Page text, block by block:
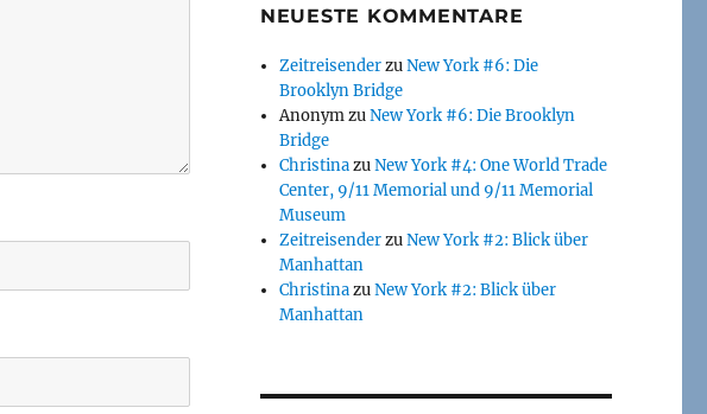
NEUESTE KOMMENTARE
ZeitreisenderzuNew York #6: Die
Brooklyn Bridge
AnonymzuNew York #6: Die Brooklyn
Bridge
ChristinazuNew York #4: One World Trade
Center, 9/11 Memorial und 9/11 Memorial
Museum
ZeitreisenderzuNew York #2: Blick über
Manhattan
ChristinazuNew York #2: Blick über
Manhattan